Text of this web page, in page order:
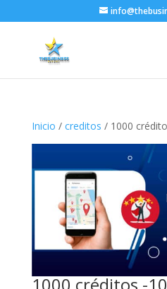
Inicio / creditos / 1000
1000 créditos -